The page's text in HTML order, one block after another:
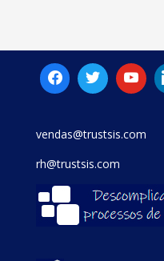
vendas@trustsis.com
rh@trustsis.com